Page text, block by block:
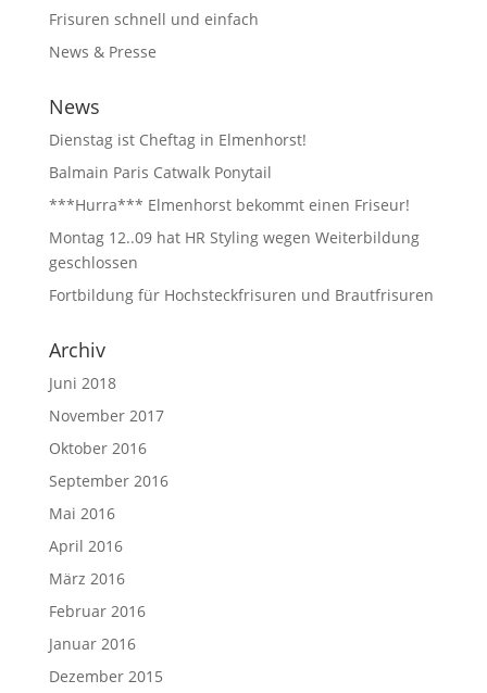
Frisuren schnell und einfach
News & Presse
News
Dienstag ist Cheftag in Elmenhorst!
Balmain Paris Catwalk Ponytail
***Hurra*** Elmenhorst bekommt einen Friseur!
Montag 12..09 hat HR Styling wegen Weiterbildung
geschlossen
Fortbildung für Hochsteckfrisuren und Brautfrisuren
Archiv
Juni 2018
November 2017
Oktober 2016
September 2016
Mai 2016
April 2016
März 2016
Februar 2016
Januar 2016
Dezember 2015